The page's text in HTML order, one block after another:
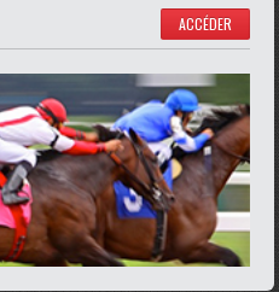
ACCÉDER